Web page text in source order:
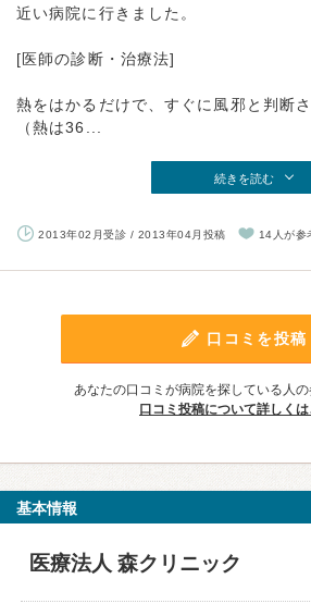
近い病院に行きました。
[医師の診断・治療法]
熱をはかるだけで、すぐに風邪と判断さ
（熱は36...
続きを読む
2013年02月受診 / 2013年04月投稿 14人が参
口コミを投稿
あなたの口コミが病院を探している人の
口コミ投稿について詳しく
基本情報
医療法人 森クリニック